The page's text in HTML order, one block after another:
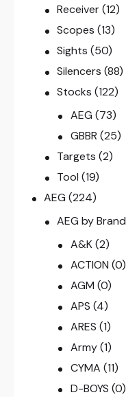
Receiver (12)
Scopes (13)
Sights (50)
Silencers (88)
Stocks (122)
AEG (73)
GBBR (25)
Targets (2)
Tool (19)
AEG (224)
AEG by Brand
A&K (2)
ACTION (0)
AGM (0)
APS (4)
ARES (1)
Army (1)
CYMA (11)
D-BOYS (0)